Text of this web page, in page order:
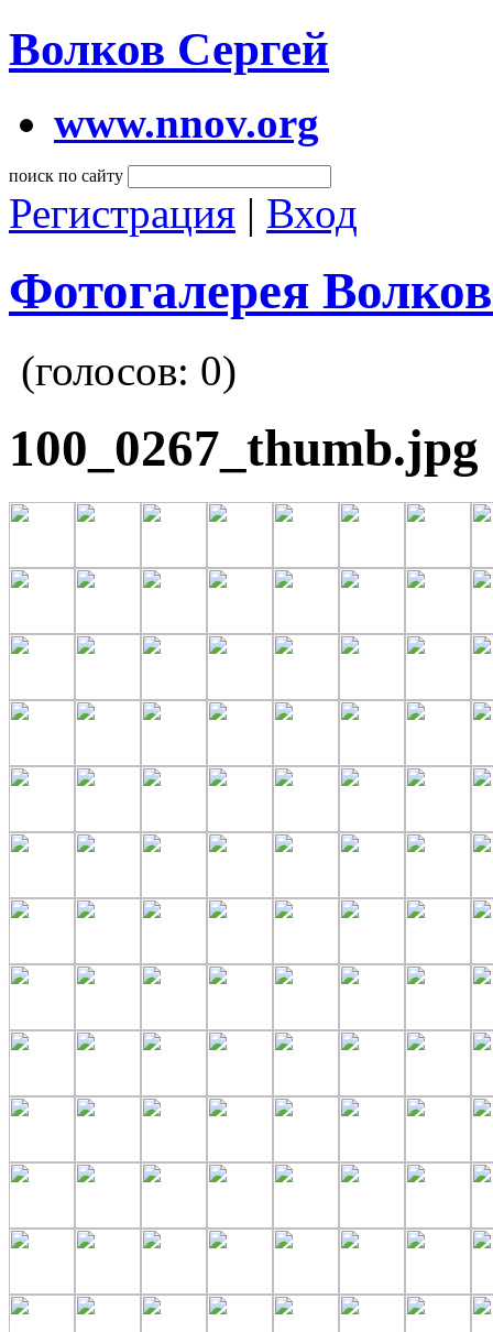
Волков Сергей
www.nnov.org
поиск по сайту
Регистрация | Вход
Фотогалерея
(голосов: 0)
100_0267_thumb.jpg